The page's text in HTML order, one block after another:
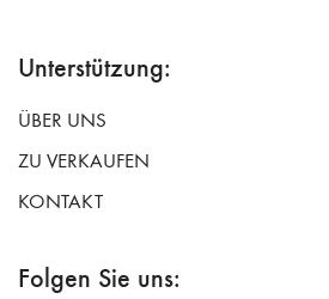
Unterstützung:
ÜBER UNS
ZU VERKAUFEN
KONTAKT
Folgen Sie uns: